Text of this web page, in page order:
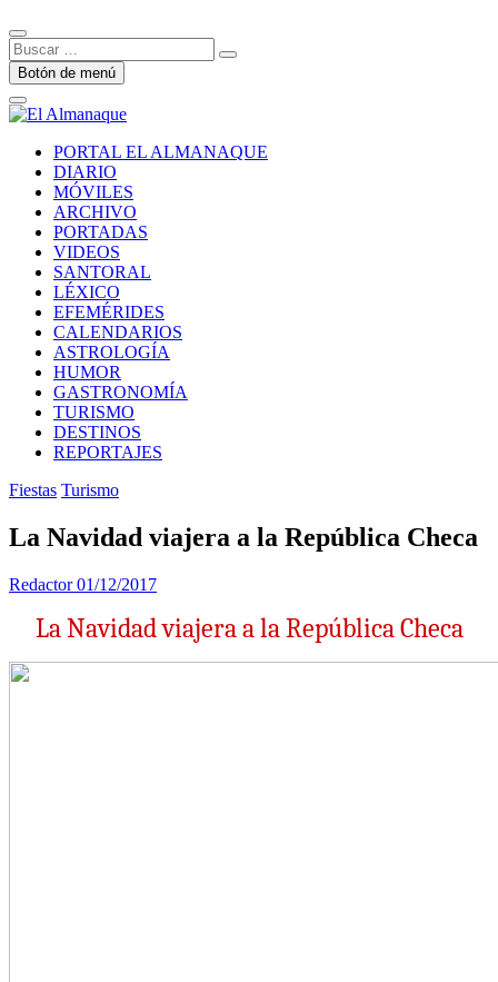
Buscar
…Botón de menú
PORTAL EL ALMANAQUE
DIARIO
MÓVILES
ARCHIVO
PORTADAS
VIDEOS
SANTORAL
LÉXICO
EFEMÉRIDES
CALENDARIOS
ASTROLOGÍA
HUMOR
GASTRONOMÍA
TURISMO
DESTINOS
REPORTAJES
Fiestas Turismo
La Navidad viajera a la República Checa
Redactor01/12/2017
La Navidad viajera a la República Checa